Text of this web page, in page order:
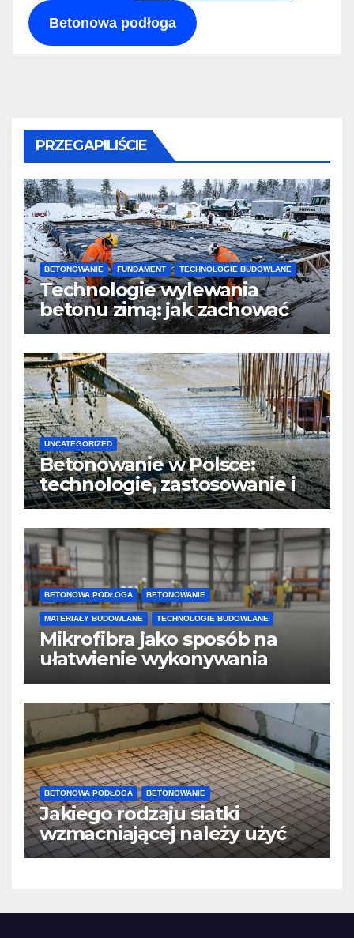
Betonowa podłoga
PRZEGAPILIŚCIE
BETONOWANIE FUNDAMENT TECHNOLOGIE BUDOWLANE
Technologie wylewania
betonu zimą: jak zachować
jakość i przyspieszyć
twardnienie
UNCATEGORIZED
Betonowanie w Polsce:
technologie, zastosowanie i
design
BETONOWA PODŁOGA BETONOWANIE
MATERIAŁY BUDOWLANE TECHNOLOGIE BUDOWLANE
Mikrofibra jako sposób na
ułatwienie wykonywania
posadzek betonowych i
konstrukcji
BETONOWA PODŁOGA BETONOWANIE
Jakiego rodzaju siatki
wzmacniającej należy użyć
do wylewek podłogowych?